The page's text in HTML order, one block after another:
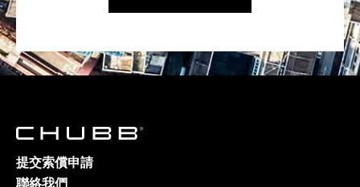
提交索償申請
聯絡我們